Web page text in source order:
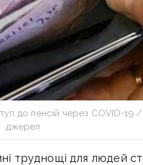
до пенсій через COVID-19 /
джерел
труднощі для людей